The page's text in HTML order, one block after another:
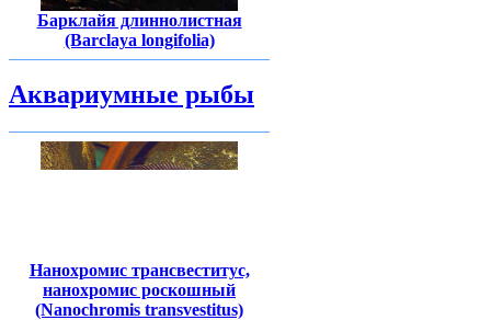
Барклайя длиннолистная
(Barclaya longifolia)
Аквариумные рыбы
Нанохромис трансвеститус,
нанохромис роскошный
(Nanochromis transvestitus)